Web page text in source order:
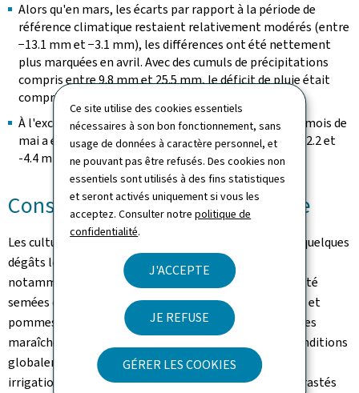
Ce site utilise des cookies essentiels
nécessaires à son bon fonctionnement, sans
usage de données à caractère personnel, et
ne pouvant pas être refusés. Des cookies non
essentiels sont utilisés à des fins statistiques
et seront activés uniquement si vous les
acceptez. Consulter notrepolitique de
confidentialité.
J'ACCEPTE
JE REFUSE
GÉRER LES COOKIES
Alors qu'en mars, les écarts par rapport à la période de
référence climatique restaient relativement modérés (entre
−13.1 mm et −3.1 mm), les différences ont été nettement
plus marquées en avril. Avec des cumuls de précipitations
compris entre 9.8 mm et 25.5 mm, le déficit de pluie était
compris entre −39.6 mm et −22.8 mm.
À l'exception de la station d'Asselborn (+5.6 mm), le mois de
mai a également été trop sec avec un déficit entre -22.2 et
-4.4 mm.
Conséquences pour l'agriculture
Les cultures d'hiver se sont bien développées, malgré quelques
dégâts localisés (gel, mauvaises herbes ou excès d'eau,
notamment en colza). Les cultures de printemps ont été
semées dans de bonnes conditions et les derniers maïs et
pommes de terre ont été implantés fin mai. Les cultures
maraîchères, fruitières et viticoles ont bénéficié de conditions
globalement favorables, malgré des besoins accrus en
irrigation et quelques épisodes météorologiques contrastés